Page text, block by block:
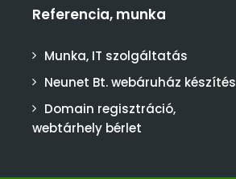
Referencia, munka
Munka, IT szolgáltatás
Neunet Bt. webáruház készítés
Domain regisztráció,
webtárhely bérlet